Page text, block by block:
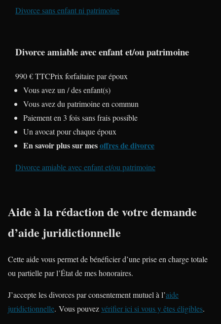
Divorce sans enfant ni patrimoine
Divorce amiable avec enfant et/ou patrimoine
990 € TTCPrix forfaitaire par époux
Vous avez un / des enfant(s)
Vous avez du patrimoine en commun
Paiement en 3 fois sans frais possible
Un avocat pour chaque époux
En savoir plus sur mesoffres de divorce
Divorce amiable avec enfant et/ou patrimoine
Aide à la rédaction de votre demande
d’aide juridictionnelle
Cette aide vous permet de bénéficier d’une prise en charge totale
ou partielle par l’État de mes honoraires.
J’accepte les divorces par consentement mutuel à l’aide
juridictionnelle. Vous pouvezvérifier ici si vous y êtes éligibles.